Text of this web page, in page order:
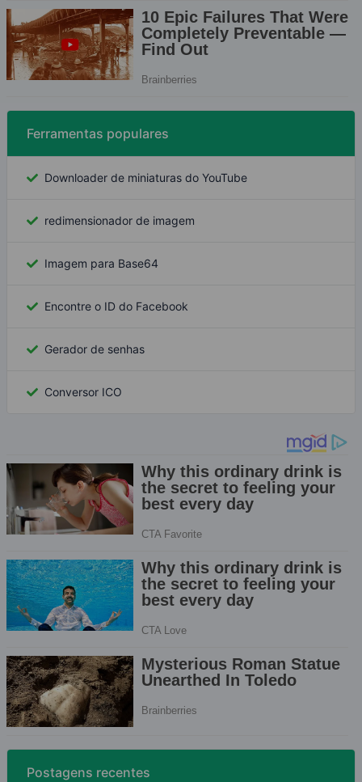
Ferramentas populares
Downloader de miniaturas do YouTube
redimensionador de imagem
Imagem para Base64
Encontre o ID do Facebook
Gerador de senhas
Conversor ICO
Postagens recentes